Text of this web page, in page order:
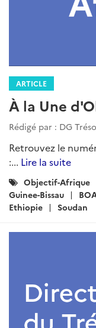
ARTICLE
À la Une
Rédigé par : DG
Retrouvez le
:... Lire la suite
Catégories
:
Objectif-Afrique
Guinee-Bissau
Ethiopie
Soudan